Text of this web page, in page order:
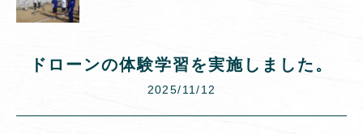
ドローンの体験学習を実施しました。
2025/11/12